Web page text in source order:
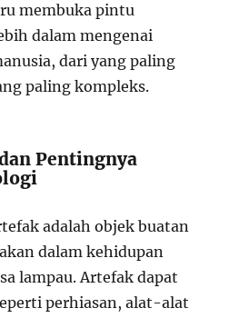
membuka pintu
dalam mengenai
dari yang paling
paling kompleks.
Pentingnya
adalah objek buatan
dalam kehidupan
lampau. Artefak dapat
perhiasan, alat-alat